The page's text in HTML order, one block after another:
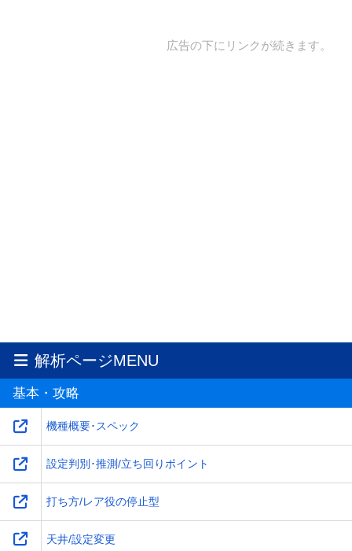
広告の下にリンクが続きます。
解析ページMENU
基本・攻略
機種概要･スペック
設定判別･推測/立ち回りポイント
打ち方/レア役の停止型
天井/設定変更